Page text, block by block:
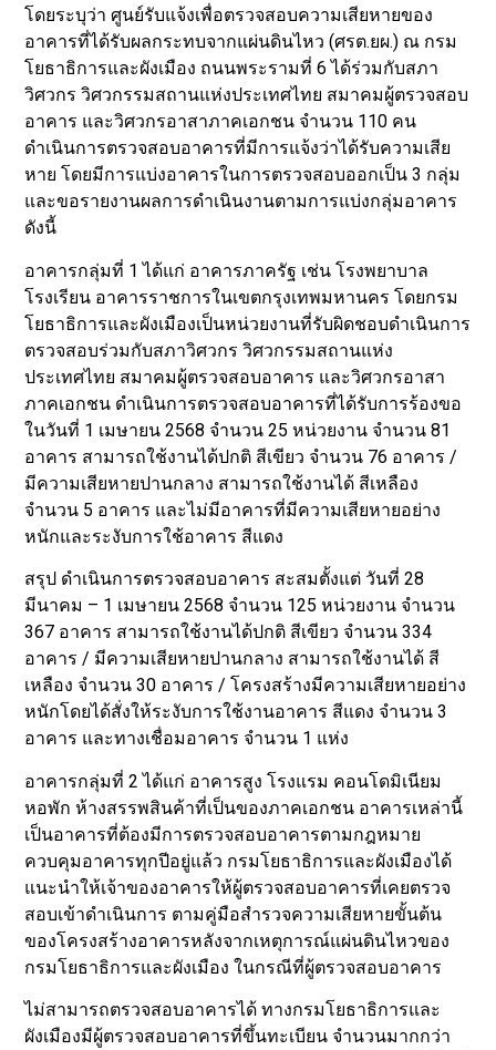
โดยระบุว่า ศูนย์รับแจ้งเพื่อตรวจสอบความเสียหายของ
อาคารที่ได้รับผลกระทบจากแผ่นดินไหว (ศรต.ยผ.) ณ กรม
โยธาธิการและผังเมือง ถนนพระรามที่ 6 ได้ร่วมกับสภา
วิศวกร วิศวกรรมสถานแห่งประเทศไทย สมาคมผู้ตรวจสอบ
อาคาร และวิศวกรอาสาภาคเอกชน จำนวน 110 คน
ดำเนินการตรวจสอบอาคารที่มีการแจ้งว่าได้รับความเสีย
หาย โดยมีการแบ่งอาคารในการตรวจสอบออกเป็น 3 กลุ่ม
และขอรายงานผลการดำเนินงานตามการแบ่งกลุ่มอาคาร
ดังนี้
อาคารกลุ่มที่ 1 ได้แก่ อาคารภาครัฐ เช่น โรงพยาบาล
โรงเรียน อาคารราชการในเขตกรุงเทพมหานคร โดยกรม
โยธาธิการและผังเมืองเป็นหน่วยงานที่รับผิดชอบดำเนินการ
ตรวจสอบร่วมกับสภาวิศวกร วิศวกรรมสถานแห่ง
ประเทศไทย สมาคมผู้ตรวจสอบอาคาร และวิศวกรอาสา
ภาคเอกชน ดำเนินการตรวจสอบอาคารที่ได้รับการร้องขอ
ในวันที่ 1 เมษายน 2568 จำนวน 25 หน่วยงาน จำนวน 81
อาคาร สามารถใช้งานได้ปกติ สีเขียว จำนวน 76 อาคาร /
มีความเสียหายปานกลาง สามารถใช้งานได้ สีเหลือง
จำนวน 5 อาคาร และไม่มีอาคารที่มีความเสียหายอย่าง
หนักและระงับการใช้อาคาร สีแดง
สรุป ดำเนินการตรวจสอบอาคาร สะสมตั้งแต่ วันที่ 28
มีนาคม – 1 เมษายน 2568 จำนวน 125 หน่วยงาน จำนวน
367 อาคาร สามารถใช้งานได้ปกติ สีเขียว จำนวน 334
อาคาร / มีความเสียหายปานกลาง สามารถใช้งานได้ สี
เหลือง จำนวน 30 อาคาร / โครงสร้างมีความเสียหายอย่าง
หนักโดยได้สั่งให้ระงับการใช้งานอาคาร สีแดง จำนวน 3
อาคาร และทางเชื่อมอาคาร จำนวน 1 แห่ง
อาคารกลุ่มที่ 2 ได้แก่ อาคารสูง โรงแรม คอนโดมิเนียม
หอพัก ห้างสรรพสินค้าที่เป็นของภาคเอกชน อาคารเหล่านี้
เป็นอาคารที่ต้องมีการตรวจสอบอาคารตามกฎหมาย
ควบคุมอาคารทุกปีอยู่แล้ว กรมโยธาธิการและผังเมืองได้
แนะนำให้เจ้าของอาคารให้ผู้ตรวจสอบอาคารที่เคยตรวจ
สอบเข้าดำเนินการ ตามคู่มือสำรวจความเสียหายขั้นต้น
ของโครงสร้างอาคารหลังจากเหตุการณ์แผ่นดินไหวของ
กรมโยธาธิการและผังเมือง ในกรณีที่ผู้ตรวจสอบอาคาร
ไม่สามารถตรวจสอบอาคารได้ ทางกรมโยธาธิการและ
ผังเมืองมีผู้ตรวจสอบอาคารที่ขึ้นทะเบียน จำนวนมากกว่า